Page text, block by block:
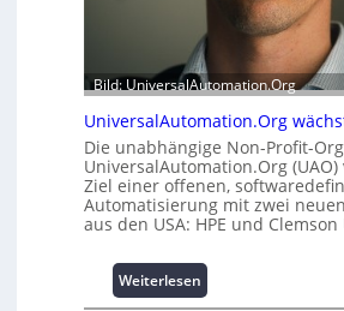
b
a
u
h
e
m
m
n
s
e
0
u
n
4
0
A
Bild: UniversalAutomation.Org
UniversalAutomation.Org
Die unabhängige Non-Profit-
UniversalAutomation.Org
Ziel einer offenen,
Automatisierung mit zwei
aus den USA: HPE und
Weiterlesen:
U